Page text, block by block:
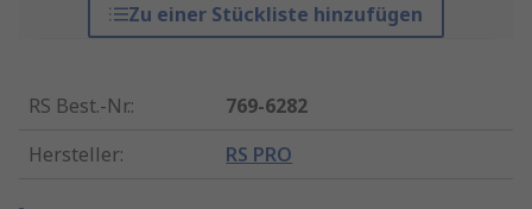
Zu einer Stückliste hinzufügen
RS Best.-Nr.:
769-6282
Hersteller: RS PRO